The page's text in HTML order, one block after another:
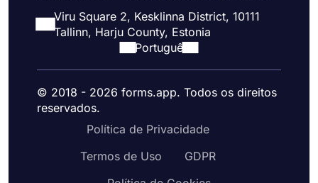
Viru Square 2, Kesklinna District, 10111
Tallinn, Harju County, Estonia
Portuguê
© 2018 - 2026 forms.app. Todos os direitos
reservados.
Política de Privacidade
Termos de Uso
GDPR